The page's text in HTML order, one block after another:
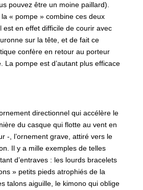
pouvez être un moine paillard).
la « pompe » combine ces deux
est en effet difficile de courir avec
sur la tête, et de fait ce
confère en retour au porteur
La pompe est d’autant plus efficace
directionnel qui accélère le
du casque qui flotte au vent en
-, l’ornement grave, attiré vers le
Il y a mille exemples de telles
d’entraves : les lourds bracelets
» petits pieds atrophiés de la
talons aiguille, le kimono qui oblige